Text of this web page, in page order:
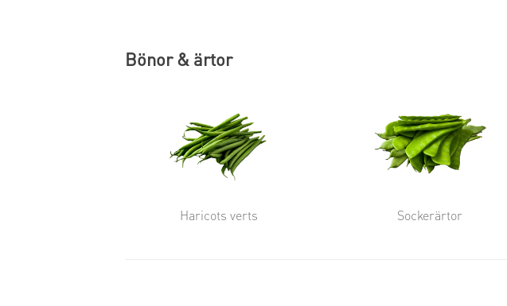
Bönor & ärtor
Haricots verts Sockerärtor